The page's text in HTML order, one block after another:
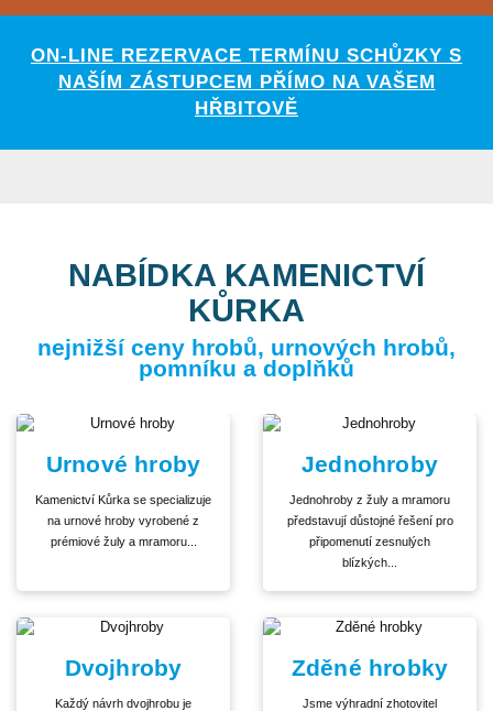
ON-LINE REZERVACE TERMÍNU SCHŮZKY S
NAŠÍM ZÁSTUPCEM PŘÍMO NA VAŠEM
HŘBITOVĚ
NABÍDKA KAMENICTVÍ
KŮRKA
nejnižší ceny hrobů, urnových hrobů,
pomníku a doplňků
Urnové hroby
Kamenictví Kůrka se specializuje
na urnové hroby vyrobené z
prémiové žuly a mramoru...
Jednohroby
Jednohroby z žuly a mramoru
představují důstojné řešení pro
připomenutí zesnulých
blízkých...
Dvojhroby
Každý návrh dvojhrobu je
Zděné hrobky
Jsme výhradní zhotovitel